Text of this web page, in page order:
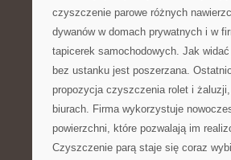
czyszczenie parowe różnych
dywanów w domach prywatnych i w
tapicerek samochodowych. Jak
bez ustanku jest poszerzana.
propozycja czyszczenia rolet i
biurach. Firma wykorzystuje
powierzchni, które pozwalają im
Czyszczenie parą staje się coraz